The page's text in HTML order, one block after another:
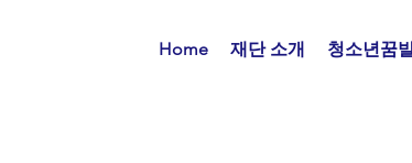
Home 재단 소개 청소년꿈